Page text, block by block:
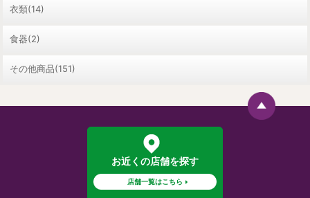
衣類(14)
食器(2)
その他商品(151)
お近くの店舗を探す
店舗一覧はこちら